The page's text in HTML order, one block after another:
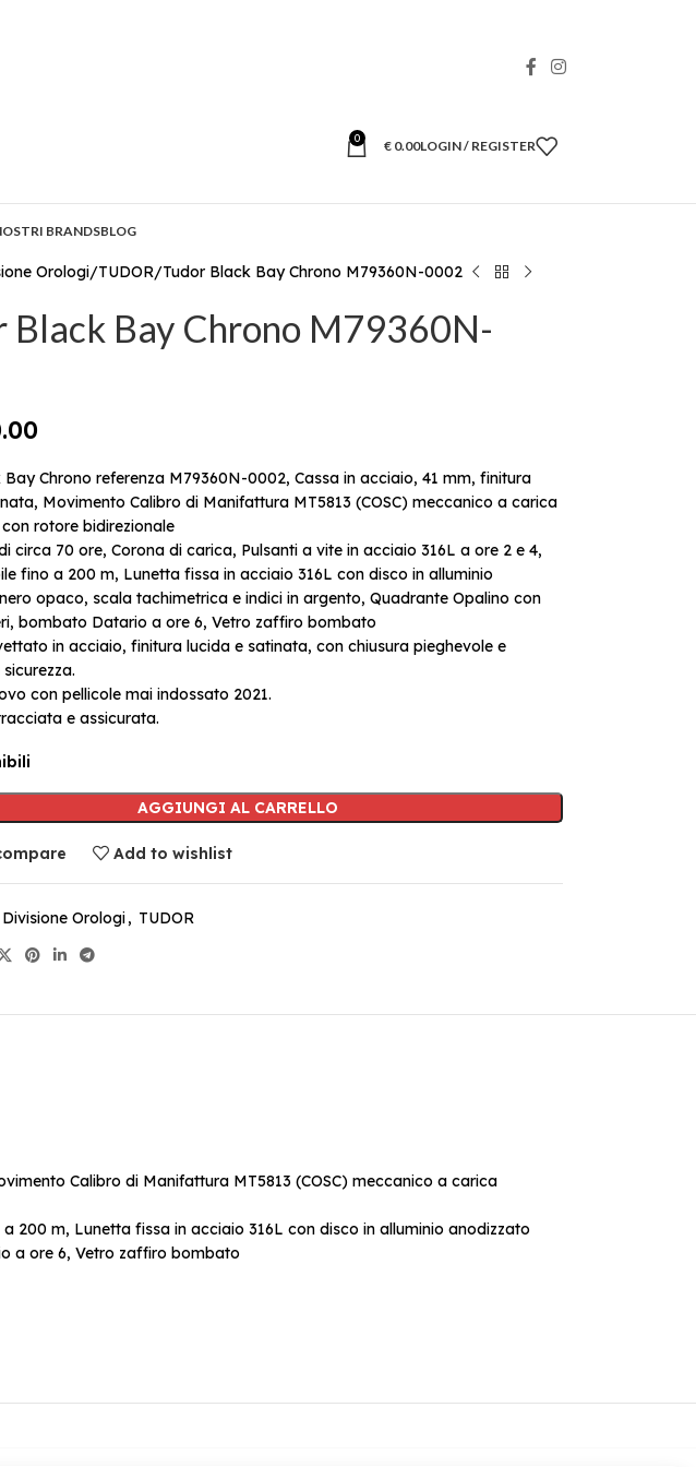
0 € 0.00LOGIN / REGISTER
BRANDSBLOG
Orologi TUDOR Tudor Black Bay Chrono M79360N-0002
Black Bay Chrono M79360N-
Bay Chrono referenza M79360N-0002, Cassa in acciaio, 41 mm, finitura
Movimento Calibro di Manifattura MT5813 (COSC) meccanico a carica
rotore bidirezionale
circa 70 ore, Corona di carica, Pulsanti a vite in acciaio 316L a ore 2 e 4,
fino a 200 m, Lunetta fissa in acciaio 316L con disco in alluminio
opaco, scala tachimetrica e indici in argento, Quadrante Opalino con
bombato Datario a ore 6, Vetro zaffiro bombato
in acciaio, finitura lucida e satinata, con chiusura pieghevole e
con pellicole mai indossato 2021.
e assicurata.
AGGIUNGI AL CARRELLO
Add to wishlist
Divisione Orologi, TUDOR
Calibro di Manifattura MT5813 (COSC) meccanico a carica
200 m, Lunetta fissa in acciaio 316L con disco in alluminio anodizzato
a ore 6, Vetro zaffiro bombato